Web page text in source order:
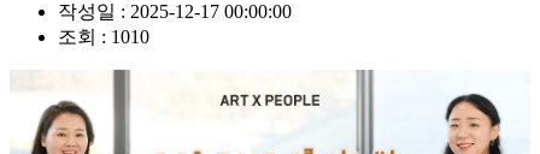
작성일 : 2025-12-17 00:00:00
조회 : 1010